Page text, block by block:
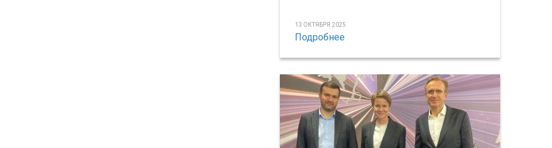
13 ОКТЯБРЯ 2025
Подробнее